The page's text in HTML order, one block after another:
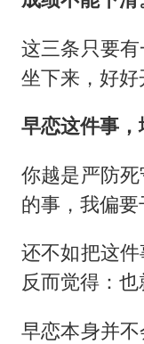
这三条只要
坐下来，好好
早恋这件事，
你越是严防
的事，我偏要
还不如把这件
反而觉得：也
早恋本身并